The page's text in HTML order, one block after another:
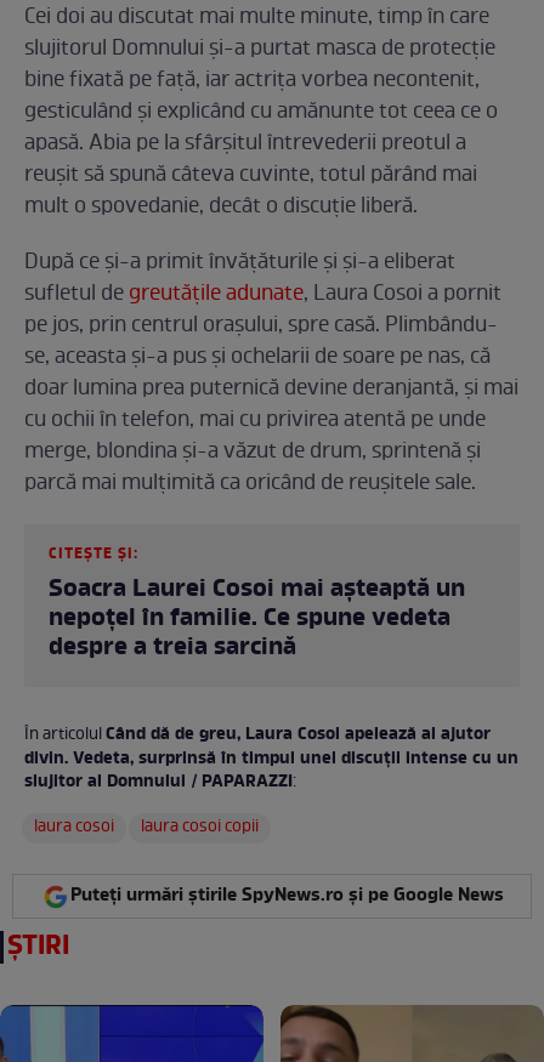
Cei doi au discutat mai multe minute, timp în care
slujitorul Domnului și-a purtat masca de protecție
bine fixată pe față, iar actrița vorbea necontenit,
gesticulând și explicând cu amănunte tot ceea ce o
apasă. Abia pe la sfârșitul întrevederii preotul a
reușit să spună câteva cuvinte, totul părând mai
mult o spovedanie, decât o discuție liberă.
După ce și-a primit învățăturile și și-a eliberat
sufletul degreutățile adunate, Laura Cosoi a pornit
pe jos, prin centrul orașului, spre casă. Plimbându-
se, aceasta și-a pus și ochelarii de soare pe nas, că
doar lumina prea puternică devine deranjantă, și mai
cu ochii în telefon, mai cu privirea atentă pe unde
merge, blondina și-a văzut de drum, sprintenă și
parcă mai mulțimită ca oricând de reușitele sale.
CITEȘTE ȘI:
Soacra Laurei Cosoi mai așteaptă un
nepoțel în familie. Ce spune vedeta
despre a treia sarcină
În articolulCând dă de greu, Laura Cosoi apelează al ajutor
divin. Vedeta, surprinsă în timpul unei discuții intense cu un
slujitor al Domnului / PAPARAZZI:
laura cosoi
laura cosoi copii
Puteți urmări știrile SpyNews.ro și pe Google News
ȘTIRI